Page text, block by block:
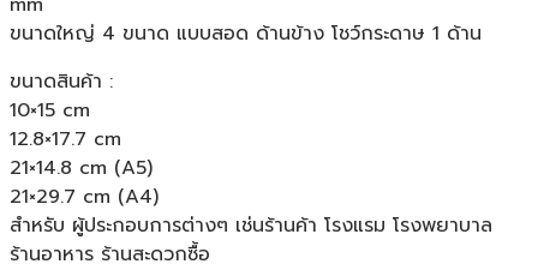
ขนาดใหญ่ 4 ขนาด แบบสอด ด้านข้าง โชว์กระดาษ 1 ด้าน
ขนาดสินค้า :
10×15 cm
12.8×17.7 cm
21×14.8 cm (A5)
21×29.7 cm (A4)
สำหรับ ผู้ประกอบการต่างๆ เช่นร้านค้า โรงแรม โรงพยาบาล
ร้านอาหาร ร้านสะดวกซื้อ